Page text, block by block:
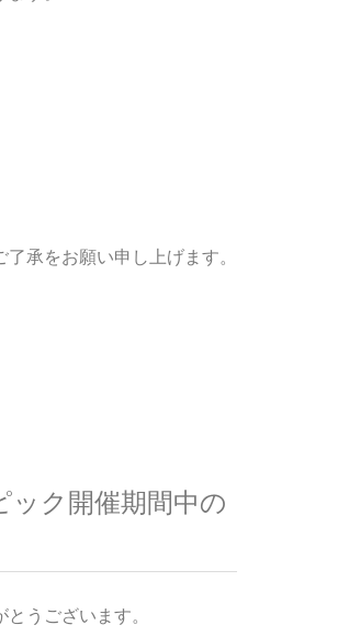
承をお願い申し上げます。
ック開催期間中の
うございます。